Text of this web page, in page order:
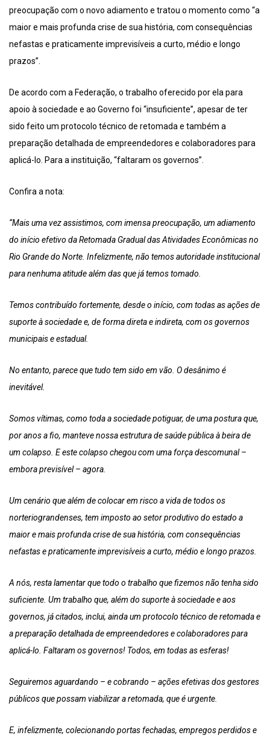
preocupação com o novo adiamento e tratou o momento como “a
maior e mais profunda crise de sua história, com consequências
nefastas e praticamente imprevisíveis a curto, médio e longo
prazos”.
De acordo com a Federação, o trabalho oferecido por ela para
apoio à sociedade e ao Governo foi “insuficiente”, apesar de ter
sido feito um protocolo técnico de retomada e também a
preparação detalhada de empreendedores e colaboradores para
aplicá-lo. Para a instituição, “faltaram os governos”.
Confira a nota:
“Mais uma vez assistimos, com imensa preocupação, um adiamento
do início efetivo da Retomada Gradual das Atividades Econômicas no
Rio Grande do Norte. Infelizmente, não temos autoridade institucional
para nenhuma atitude além das que já temos tomado.
Temos contribuído fortemente, desde o início, com todas as ações de
suporte à sociedade e, de forma direta e indireta, com os governos
municipais e estadual.
No entanto, parece que tudo tem sido em vão. O desânimo é
inevitável.
Somos vítimas, como toda a sociedade potiguar, de uma postura que,
por anos a fio, manteve nossa estrutura de saúde pública à beira de
um colapso. E este colapso chegou com uma força descomunal –
embora previsível – agora.
Um cenário que além de colocar em risco a vida de todos os
norteriograndenses, tem imposto ao setor produtivo do estado a
maior e mais profunda crise de sua história, com consequências
nefastas e praticamente imprevisíveis a curto, médio e longo prazos.
A nós, resta lamentar que todo o trabalho que fizemos não tenha sido
suficiente. Um trabalho que, além do suporte à sociedade e aos
governos, já citados, inclui, ainda um protocolo técnico de retomada e
a preparação detalhada de empreendedores e colaboradores para
aplicá-lo. Faltaram os governos! Todos, em todas as esferas!
Seguiremos aguardando – e cobrando – ações efetivas dos gestores
públicos que possam viabilizar a retomada, que é urgente.
E, infelizmente, colecionando portas fechadas, empregos perdidos e